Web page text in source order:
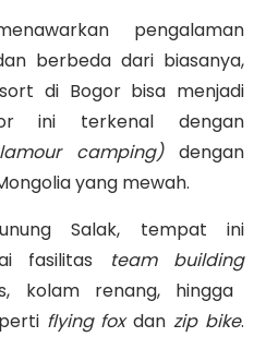
pengalaman
berbeda dari biasanya,
di Bogor bisa menjadi
ini terkenal dengan
camping)dengan
yang mewah.
Salak, tempat ini
fasilitas
team building
kolam renang, hingga
flying foxdanzip bike.